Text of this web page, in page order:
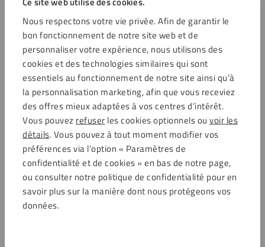
Nous respectons votre vie privée. Afin de garantir le
bon fonctionnement de notre site web et de
personnaliser votre expérience, nous utilisons des
cookies et des technologies similaires qui sont
essentiels au fonctionnement de notre site ainsi qu’à
la personnalisation marketing, afin que vous receviez
des offres mieux adaptées à vos centres d’intérêt.
Vous pouvez refuser les cookies optionnels ou voir les
détails. Vous pouvez à tout moment modifier vos
préférences via l’option « Paramètres de
confidentialité et de cookies » en bas de notre page,
ou consulter notre politique de confidentialité pour en
savoir plus sur la manière dont nous protégeons vos
données.
Service clientèle
Ouvert lundi de 7:00
Service clientèle
Options de paiement
Commentaires
4.6 / 5721 avis clients
Achats sécurisés